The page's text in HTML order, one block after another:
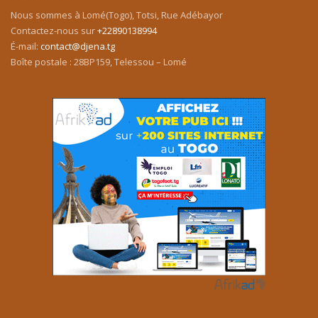
Nous sommes à Lomé(Togo), Totsi, Rue Adébayor
Contactez-nous sur+22890138994
É-mail: contact@djena.tg
Boîte postale : 28BP159, Telessou – Lomé